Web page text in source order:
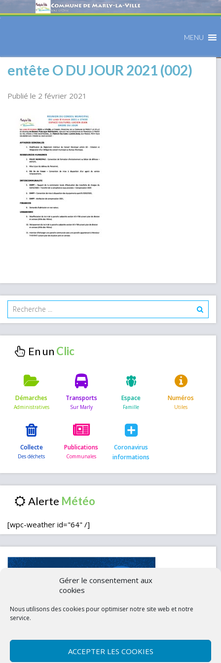
Gérer le consentement aux
cookies
Nous utilisons des cookies pour optimiser notre site web et notre
service.
ACCEPTER LES COOKIES
MENU
entête O DU JOUR 2021 (002)
Publié le 2 février 2021
En un
Démarches Transports Espace Numéros
Collecte Publications
Coronavirus
informations
Alerte
[wpc-weather id="64" /]